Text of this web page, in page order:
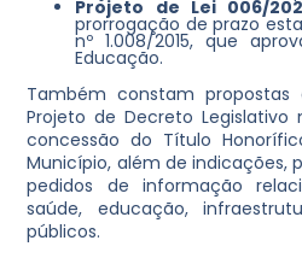
Projeto de Lei 006/
prorrogação de prazo
nº 1.008/2015, que
Educação.
Também constam
Projeto de Decreto Legislativo
concessão do Título
Município, além de indicações,
pedidos de informação
saúde, educação,
públicos.